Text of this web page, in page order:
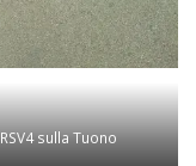
sulla Tuono